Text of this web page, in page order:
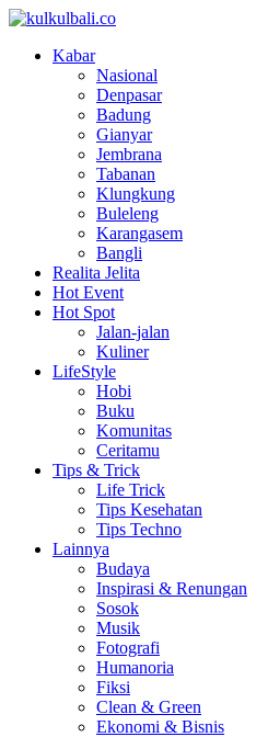
Kabar
Nasional
Denpasar
Badung
Gianyar
Jembrana
Tabanan
Klungkung
Buleleng
Karangasem
Bangli
Realita Jelita
Hot Event
Hot Spot
Jalan-jalan
Kuliner
LifeStyle
Hobi
Buku
Komunitas
Ceritamu
Tips & Trick
Life Trick
Tips Kesehatan
Tips Techno
Lainnya
Budaya
Inspirasi & Renungan
Sosok
Musik
Fotografi
Humanoria
Fiksi
Clean & Green
Ekonomi & Bisnis